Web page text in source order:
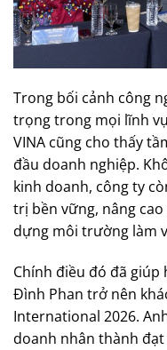
Trong bối cảnh công
trọng trong mọi lĩnh
VINA cũng cho thấy
đầu doanh nghiệp.
kinh doanh, công ty
trị bền vững, nâng
dựng môi trường làm
Chính điều đó đã giúp
Đình Phan trở nên
International 2026.
doanh nhân thành